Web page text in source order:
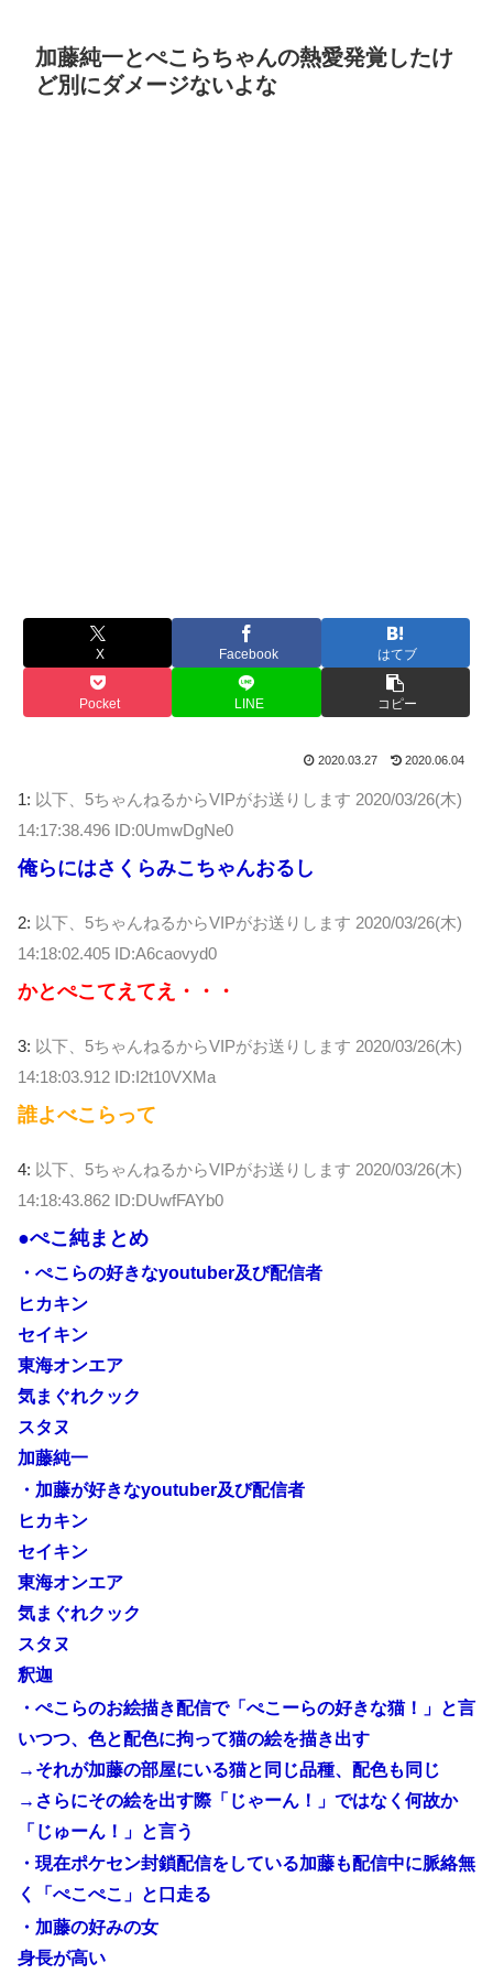
加藤純一とぺこらちゃんの熱愛発覚したけ
ど別にダメージないよな
X Facebook はてブ
Pocket LINE コピー
2020.03.27 2020.06.04
1: 以下、5ちゃんねるからVIPがお送りします 2020/03/26(木)
14:17:38.496 ID:0UmwDgNe0
俺らにはさくらみこちゃんおるし
2: 以下、5ちゃんねるからVIPがお送りします 2020/03/26(木)
14:18:02.405 ID:A6caovyd0
かとぺこてえてえ・・・
3: 以下、5ちゃんねるからVIPがお送りします 2020/03/26(木)
14:18:03.912 ID:I2t10VXMa
誰よべこらって
4: 以下、5ちゃんねるからVIPがお送りします 2020/03/26(木)
14:18:43.862 ID:DUwfFAYb0
●ぺこ純まとめ
・ぺこらの好きなyoutuber及び配信者
ヒカキン
セイキン
東海オンエア
気まぐれクック
スタヌ
加藤純一
・加藤が好きなyoutuber及び配信者
ヒカキン
セイキン
東海オンエア
気まぐれクック
スタヌ
釈迦
・ぺこらのお絵描き配信で「ぺこーらの好きな猫！」と言
いつつ、色と配色に拘って猫の絵を描き出す
→それが加藤の部屋にいる猫と同じ品種、配色も同じ
→さらにその絵を出す際「じゃーん！」ではなく何故か
「じゅーん！」と言う
・現在ポケセン封鎖配信をしている加藤も配信中に脈絡無
く「ぺこぺこ」と口走る
・加藤の好みの女
身長が高い